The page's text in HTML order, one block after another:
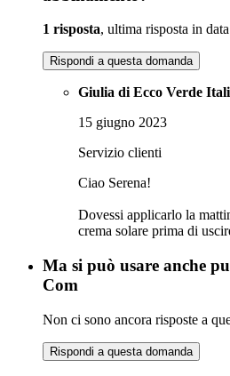
1 risposta, ultima risposta in
Rispondi a questa domanda
Giulia di Ecco Verde
15 giugno 2023
Servizio clienti
Ciao Serena!
Dovessi applicarlo la
crema solare prima di
Ma si può usare anche
Com
Non ci sono ancora risposte a
Rispondi a questa domanda